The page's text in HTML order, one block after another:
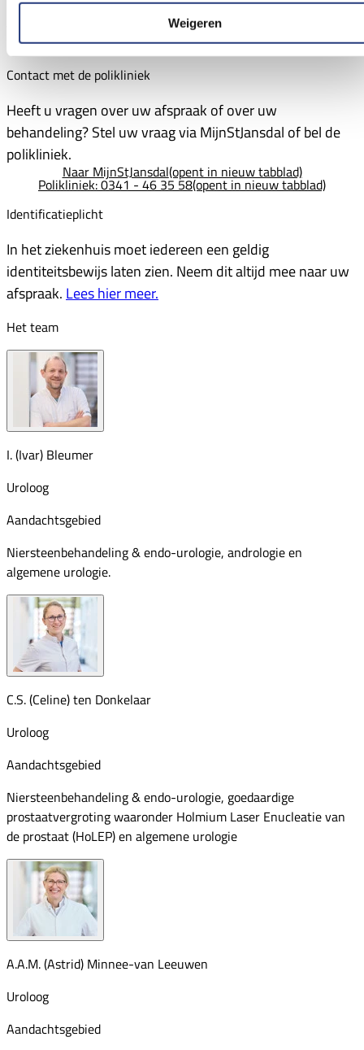
Weigeren
huisarts of specialist nodig. Bel het afsprakenbureau
voor het maken van een afspraak.
Afsprakenbureau: 0341 – 46 38 90(opent in nieuw tabblad)
Contact met de polikliniek
Heeft u vragen over uw afspraak of over uw
behandeling? Stel uw vraag via MijnStJansdal of bel de
polikliniek.
Naar MijnStJansdal(opent in nieuw tabblad)
Polikliniek: 0341 - 46 35 58(opent in nieuw tabblad)
Identificatieplicht
In het ziekenhuis moet iedereen een geldig
identiteitsbewijs laten zien. Neem dit altijd mee naar uw
afspraak. Lees hier meer.
Het team
I. (Ivar) Bleumer
Uroloog
Aandachtsgebied
Niersteenbehandeling & endo-urologie, andrologie en
algemene urologie.
C.S. (Celine) ten Donkelaar
Uroloog
Aandachtsgebied
Niersteenbehandeling & endo-urologie, goedaardige
prostaatvergroting waaronder Holmium Laser Enucleatie van
de prostaat (HoLEP) en algemene urologie
A.A.M. (Astrid) Minnee-van Leeuwen
Uroloog
Aandachtsgebied